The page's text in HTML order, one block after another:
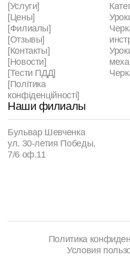
[Услуги]
[Цены]
[Филиалы]
[Отзывы]
[Контакты]
[Новости]
[Тести ПДД]
[Політика
конфіденційності]
Наши филиалы
Бульвар Шевченка
ул. 30-летия Победы,
7/6 оф.11
Политика
Условия